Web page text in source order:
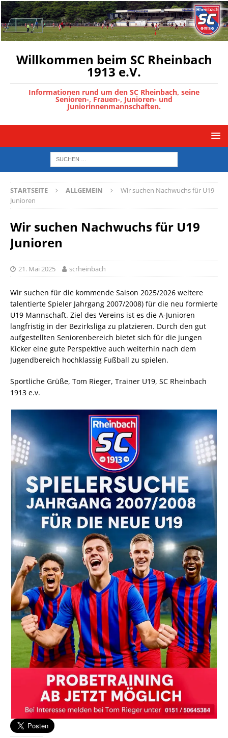
Willkommen beim SC Rheinbach
1913 e.V.
Informationen rund um den SC Rheinbach, seine
Senioren-, Frauen-, Junioren- und
Juniorinnenmannschaften.
STARTSEITE ALLGEMEIN
Wir suchen Nachwuchs für U19
Junioren
Wir suchen Nachwuchs für U19
Junioren
21. Mai 2025 scrheinbach
Wir suchen für die kommende Saison 2025/2026 weitere
talentierte Spieler Jahrgang 2007/2008) für die neu formierte
U19 Mannschaft. Ziel des Vereins ist es die A-Junioren
langfristig in der Bezirksliga zu platzieren. Durch den gut
aufgestellten Seniorenbereich bietet sich für die jungen
Kicker eine gute Perspektive auch weiterhin nach dem
Jugendbereich hochklassig Fußball zu spielen.
Sportliche Grüße, Tom Rieger, Trainer U19, SC Rheinbach
1913 e.v.